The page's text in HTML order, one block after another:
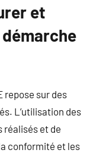
et
repose sur des
L’utilisation des
réalisés et de
conformité et les